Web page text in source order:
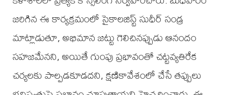
జరిగిన ఈ కార్యక్రమంలో సైకాలజిస్ట్ సుధీర్ సండ్ర
మాట్లాడుతూ, అభిమాన జట్టు గెలిచినప్పుడు ఆనందం
సహజమేనని, అయితే గుంపు ప్రభావంతో చట్టవ్యతిరేక
చర్యలకు పాల్పడకూడదని, క్షణికావేశంలో చేసే తప్పులు